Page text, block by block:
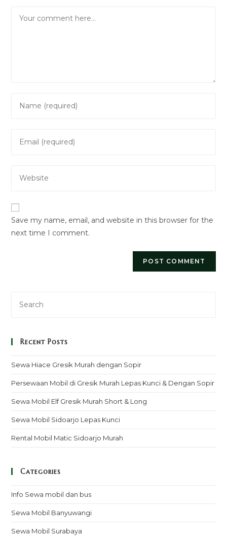
comment
address
URL
(optional)
Save my name, email, and website in this browser for the
next time I comment.
Recent Posts
Sewa Hiace Gresik Murah dengan Sopir
Persewaan Mobil di Gresik Murah Lepas Kunci & Dengan Sopir
Sewa Mobil Elf Gresik Murah Short & Long
Sewa Mobil Sidoarjo Lepas Kunci
Rental Mobil Matic Sidoarjo Murah
Categories
Info Sewa mobil dan bus
Sewa Mobil Banyuwangi
Sewa Mobil Surabaya